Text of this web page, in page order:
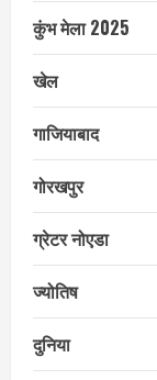
कुंभ मेला 2025
खेल
गाजियाबाद
गोरखपुर
ग्रेटर नोएडा
ज्योतिष
दुनिया